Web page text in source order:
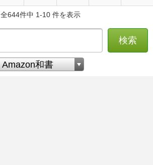
全644件中 1-10 件を表示
検索